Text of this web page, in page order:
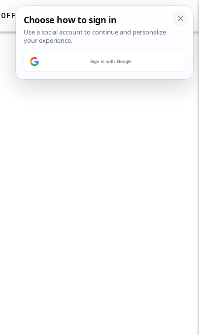
OFF
Sign in with Google